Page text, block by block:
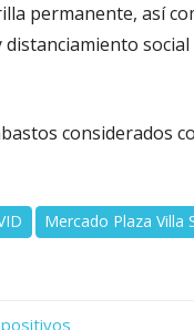
permanente, así
considerados
Mercado Plaza Villa